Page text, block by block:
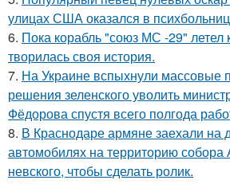
улицах США оказался в
6. Пока корабль "союз МС -29" летел
творилась своя история.
7. На Украине вспыхнули массовые
решения зеленского уволить
Фёдорова спустя всего полгода
8. В Краснодаре армяне заехали на
автомобилях на территорию собора
невского, чтобы сделать ролик.